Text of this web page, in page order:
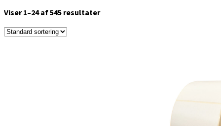
Viser 1–24 af 545 resultater